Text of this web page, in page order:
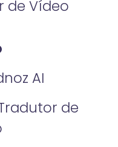
de Vídeo
AI
de